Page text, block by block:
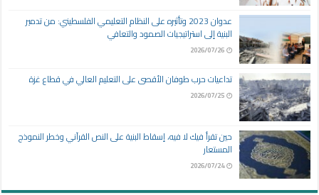
عدوان 2023 وتأثيره على النظام التعليمي الفلسطيني: من تدمير
البنية إلى استراتيجيات الصمود والتعافي
2026/07/26
تداعيات حرب طوفان الأقصى على التعليم العالي في قطاع غزة
2026/07/25
حين تقرأ فيك لا فيه، إسقاط البنية على النص القرآني وخطر النموذج
المستعار
2026/07/24